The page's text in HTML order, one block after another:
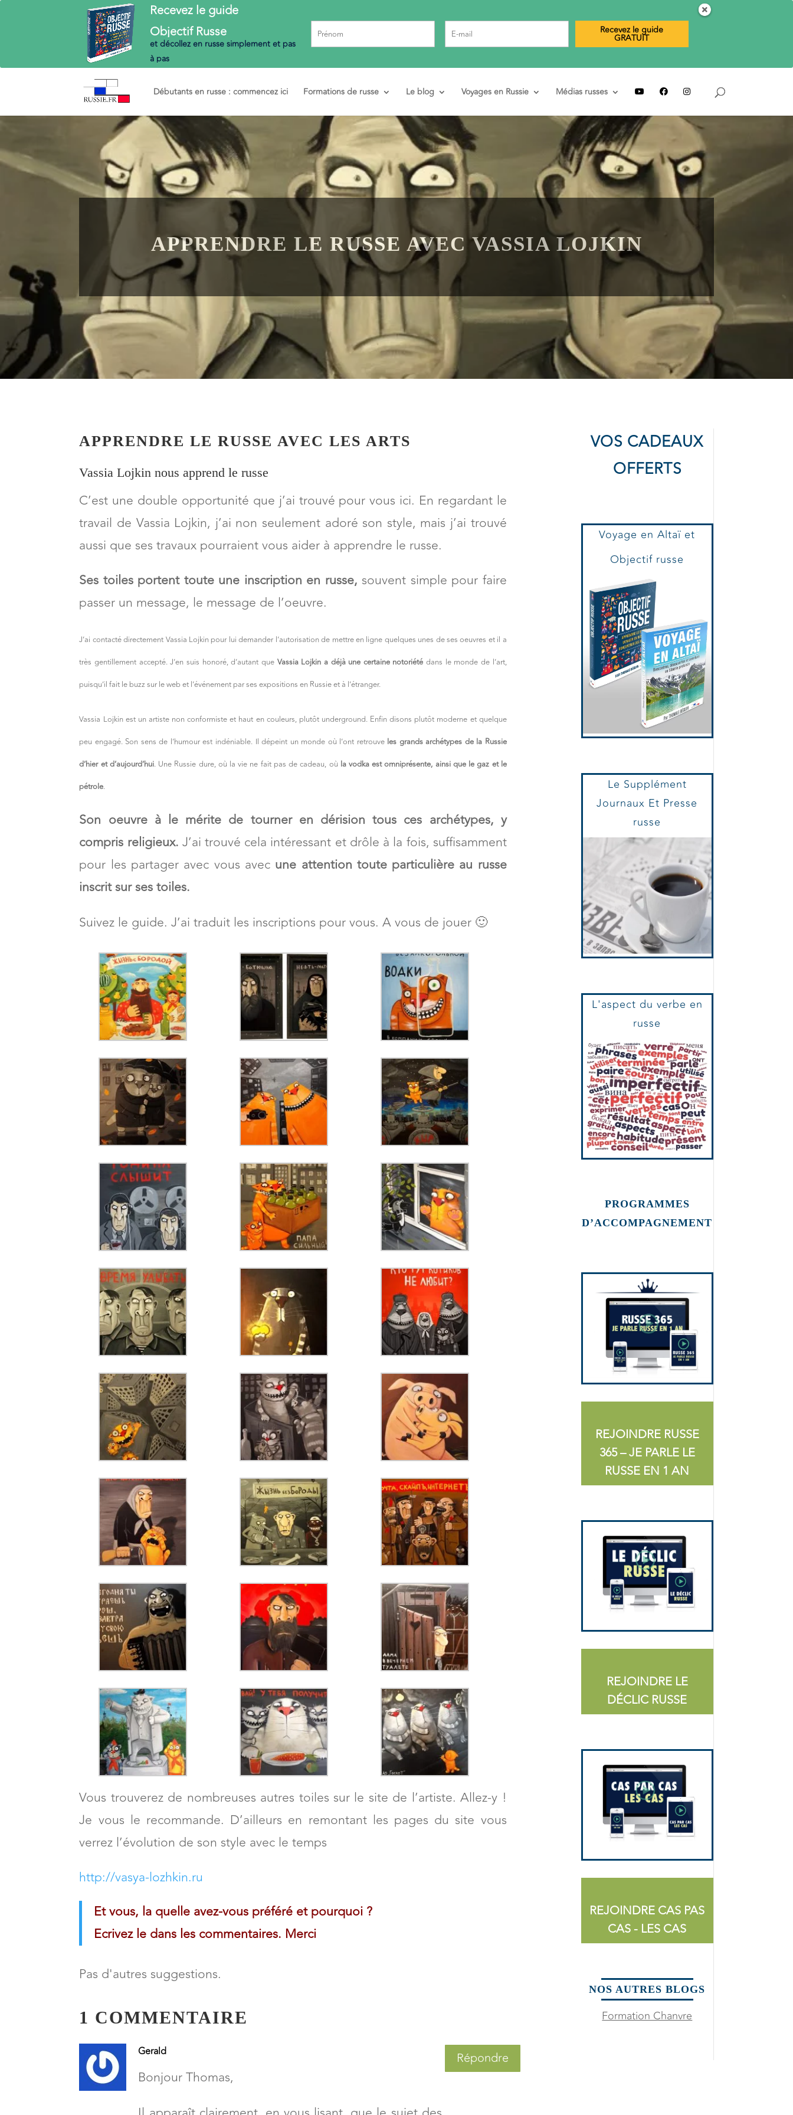
Débutants en russe : commencez ici Formations de russe Le blog Voyages en Russie Médias russes
APPRENDRE LE RUSSE AVEC VASSIA LOJKIN
APPRENDRE LE RUSSE AVEC LES ARTS
Vassia Lojkin nous apprend le russe
C’est une double opportunité que j’ai trouvé pour vous ici. En regardant le
travail de Vassia Lojkin, j’ai non seulement adoré son style, mais j’ai trouvé
aussi que ses travaux pourraient vous aider à apprendre le russe.
Ses toiles portent toute une inscription en russe, souvent simple pour faire
passer un message, le message de l’oeuvre.
J’ai contacté directement Vassia Lojkin pour lui demander l’autorisation de mettre en ligne quelques unes de ses oeuvres et il a
très gentillement accepté. J’en suis honoré, d’autant que Vassia Lojkin a déjà une certaine notoriété dans le monde de l’art,
puisqu’il fait le buzz sur le web et l’événement par ses expositions en Russie et à l’étranger.
Vassia Lojkin est un artiste non conformiste et haut en couleurs, plutôt underground. Enfin disons plutôt moderne et quelque
peu engagé. Son sens de l’humour est indéniable. Il dépeint un monde où l’ont retrouveles grands archétypes de la Russie
d’hier et d’aujourd’hui. Une Russie dure, où la vie ne fait pas de cadeau, où la vodka est omniprésente, ainsi que le gaz et le
pétrole.
Son oeuvre à le mérite de tourner en dérision tous ces archétypes, y
compris religieux. J’ai trouvé cela intéressant et drôle à la fois, suffisamment
pour les partager avec vous avec une attention toute particulière au russe
inscrit sur ses toiles.
Suivez le guide. J’ai traduit les inscriptions pour vous. A vous de jouer 🙂
Vous trouverez de nombreuses autres toiles sur le site de l’artiste. Allez-y !
Je vous le recommande. D’ailleurs en remontant les pages du site vous
verrez l’évolution de son style avec le temps
http://vasya-lozhkin.ru
Et vous, la quelle avez-vous préféré et pourquoi ?
Ecrivez le dans les commentaires. Merci
Pas d'autres suggestions.
1 COMMENTAIRE
Gerald
Bonjour Thomas,
Répondre
VOS CADEAUX
OFFERTS
Voyage en Altaï et
Objectif russe
Le Supplément
Journaux Et Presse
russe
L'aspect du verbe en
russe
PROGRAMMES
D’ACCOMPAGNEMENT
REJOINDRE RUSSE
365 – JE PARLE LE
RUSSE EN 1 AN
REJOINDRE LE
DÉCLIC RUSSE
REJOINDRE CAS PAS
CAS - LES CAS
NOS AUTRES BLOGS
Formation Chanvre
Recevez le guide
ObjectifRusse
et décollez en russesimplement et pas
à pas
Recevez le guide
GRATUIT